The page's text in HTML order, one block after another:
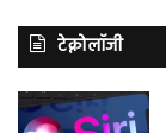
टेक्नोलॉजी